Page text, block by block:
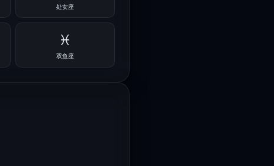
处女座
♓
双鱼座